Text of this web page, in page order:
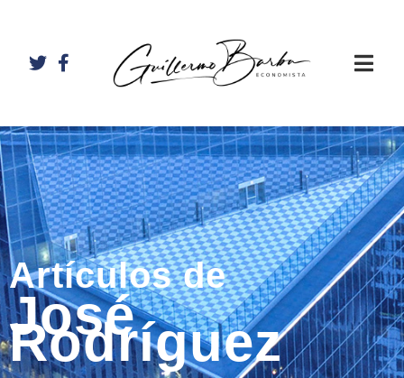
Artículos de
José
Rodríguez